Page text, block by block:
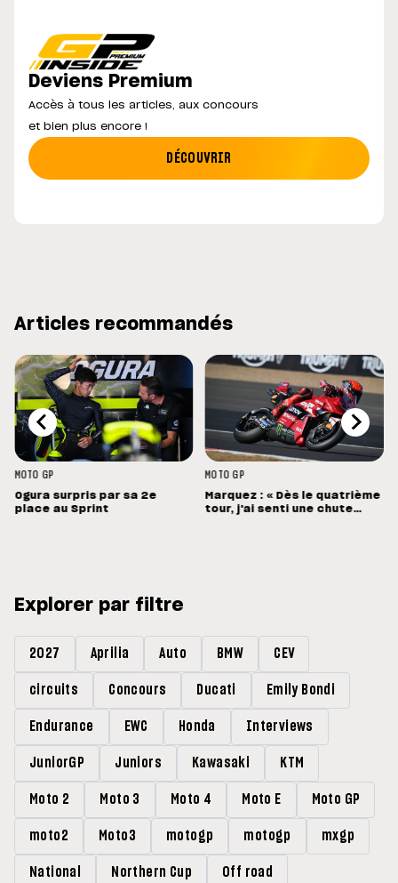
Deviens Premium
Accès à tous les articles, aux concours
et bien plus encore !
DÉCOUVRIR
Articles recommandés
MOTO GP
Ogura surpris par sa 2e
place au Sprint
MOTO GP
Marquez : « Dès le quatrième
tour, j'ai senti une chute
Explorer par filtre
2027 Aprilia Auto BMW CEV
circuits Concours Ducati Emily Bondi
Endurance EWC Honda Interviews
JuniorGP Juniors Kawasaki KTM
Moto 2 Moto 3 Moto 4 Moto E Moto GP
moto2 Moto3 motogp motogp mxgp
National Northern Cup Off road